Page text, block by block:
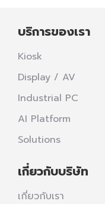
บริการของเรา
Kiosk
Display / AV
Industrial PC
AI Platform
Solutions
เกี่ยวกับบริษัท
เกี่ยวกับเรา